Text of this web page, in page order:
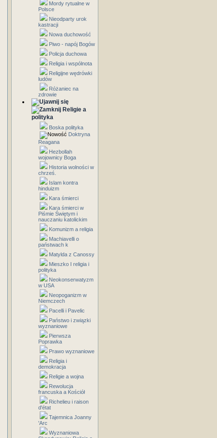
Mordy rytualne w
Polsce
Nieodparty urok
kastracji
Nowa duchowość
Piwo - napój Bogów
Policja duchowa
Religia i wspólnota
Religijne wędrówki
ludów
Różaniec na
zdrowie
Religie a
polityka
Boska polityka
Doktryna
Reagana
Hezbollah
wojownicy Boga
Historia wolności w
chrześ.
Islam kontra
hinduizm
Kara śmierci
Kara śmierci w
Piśmie Świętym i
nauczaniu katolickim
Komunizm a religia
Machiavelli o
państwach k
Matylda z Canossy
Mieszko I religia i
polityka
Neokonserwatyzm
w USA
Neopoganizm w
Niemczech
Pacelli i Pavelic
Państwo i związki
wyznaniowe
Pierwsza
Poprawka
Prawo wyznaniowe
Religia i
demokracja
Religie a wojna
Rewolucja
francuska a Kościół
Richelieu i raison
d'état
Tajemnica Joanny
'Arc
Wyznaniowa